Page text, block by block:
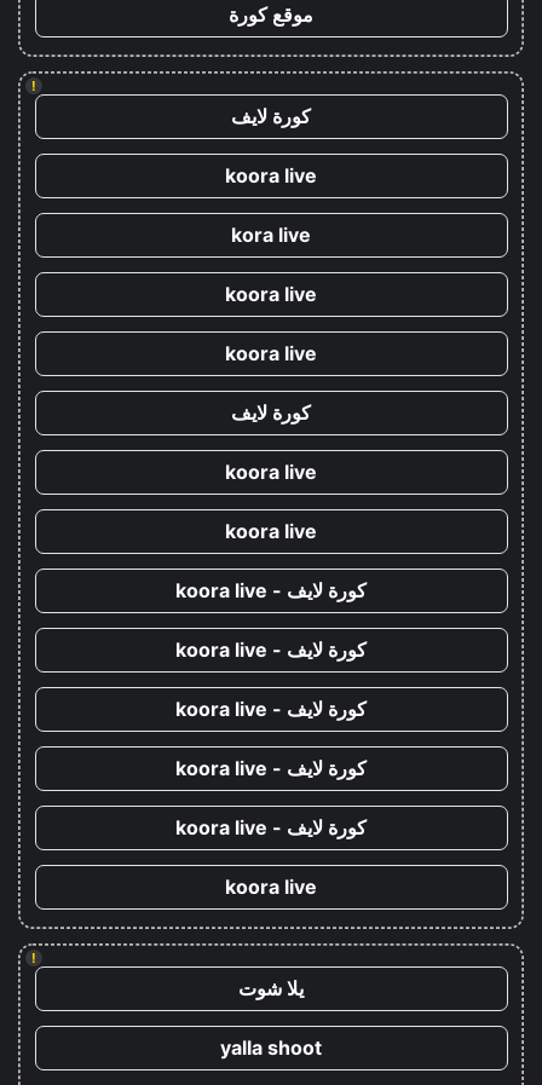
موقع كورة
!
كورة لايف
koora live
kora live
koora live
koora live
كورة لايف
koora live
koora live
كورة لايف - koora live
كورة لايف - koora live
كورة لايف - koora live
كورة لايف - koora live
كورة لايف - koora live
koora live
!
يلا شوت
yalla shoot